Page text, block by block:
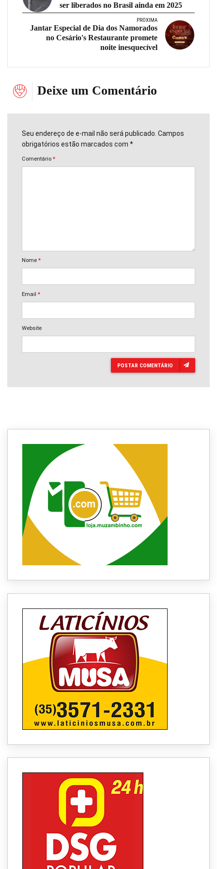
ser liberados no Brasil ainda em 2025
PRÓXIMA
Jantar Especial de Dia dos Namorados
no Cesário's Restaurante promete
noite inesquecível
Deixe um Comentário
Seu endereço de e-mail não será publicado. Campos
obrigatórios estão marcados com *
Comentário *
Nome *
Email *
Website
POSTAR COMENTÁRIO